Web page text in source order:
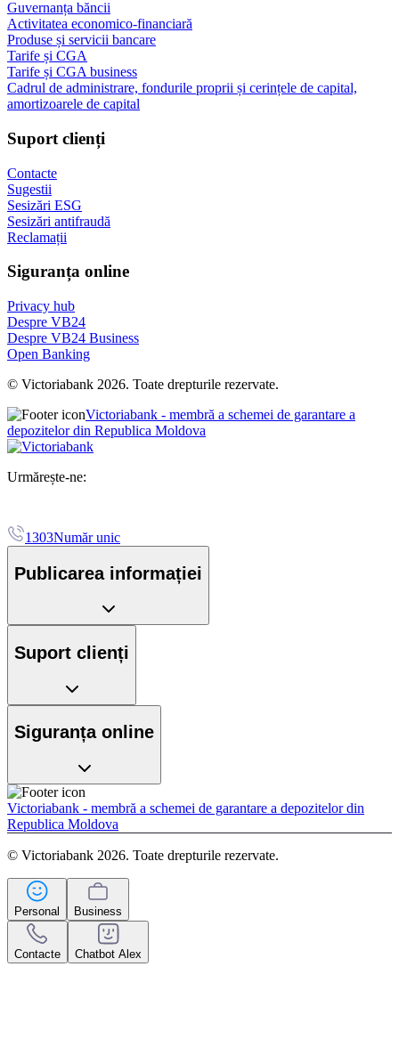
Guvernanța băncii
Activitatea economico-financiară
Produse și servicii bancare
Tarife și CGA
Tarife și CGA business
Cadrul de administrare, fondurile proprii și cerințele de capital,
amortizoarele de capital
Suport clienți
Contacte
Sugestii
Sesizări ESG
Sesizări antifraudă
Reclamații
Siguranța online
Privacy hub
Despre VB24
Despre VB24 Business
Open Banking
© Victoriabank 2026. Toate drepturile rezervate.
Victoriabank - membră a schemei de garantare a
depozitelor din Republica Moldova
Urmărește-ne:
1303Număr unic
Publicarea informației
Suport clienți
Siguranța online
Victoriabank - membră a schemei de garantare a depozitelor din
Republica Moldova
© Victoriabank 2026. Toate drepturile rezervate.
Personal Business
Contacte Chatbot Alex